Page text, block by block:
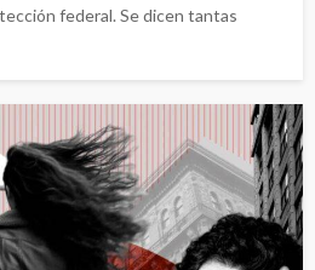
federal. Se dicen tantas